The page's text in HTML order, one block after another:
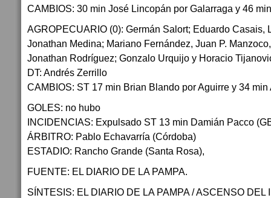
CAMBIOS: 30 min José Lincopán por Galarraga y 46
AGROPECUARIO (0): Germán Salort; Eduardo Casais,
Jonathan Medina; Mariano Fernández, Juan P.
Jonathan Rodríguez; Gonzalo Urquijo y Horacio
DT: Andrés Zerrillo
CAMBIOS: ST 17 min Brian Blando por Aguirre y 34
GOLES: no hubo
INCIDENCIAS: Expulsado ST 13 min Damián Pacco
ÁRBITRO: Pablo Echavarría (Córdoba)
ESTADIO: Rancho Grande (Santa Rosa),
FUENTE: EL DIARIO DE LA PAMPA.
SÍNTESIS: EL DIARIO DE LA PAMPA / ASCENSO DEL